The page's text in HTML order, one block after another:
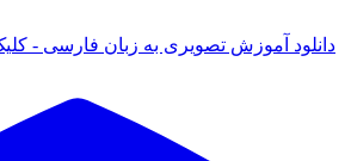
آموزش تصویری به زبان فارسی - کلیک کنید